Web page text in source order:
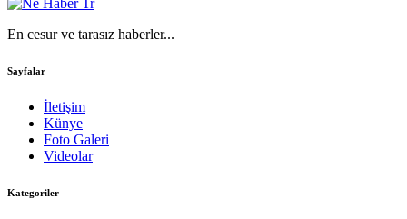
En cesur ve tarasız haberler...
Sayfalar
İletişim
Künye
Foto Galeri
Videolar
Kategoriler